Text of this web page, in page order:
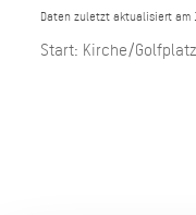
Daten zuletzt aktualisiert am
Start: Kirche/Golfplatz